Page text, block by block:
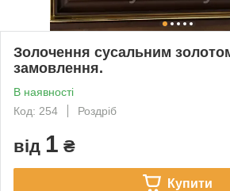
Золочення сусальним
замовлення.
В наявності
Код: 254
Роздріб
від 1 ₴
Купити